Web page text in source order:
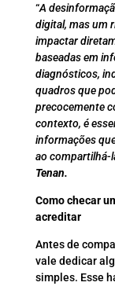
“A
digital, mas um
impactar
baseadas em
diagnósticos,
quadros que
precocemente
contexto, é
informações
ao compartilhá-
Tenan.
Como checar
acreditar
Antes de
vale dedicar
simples. Esse